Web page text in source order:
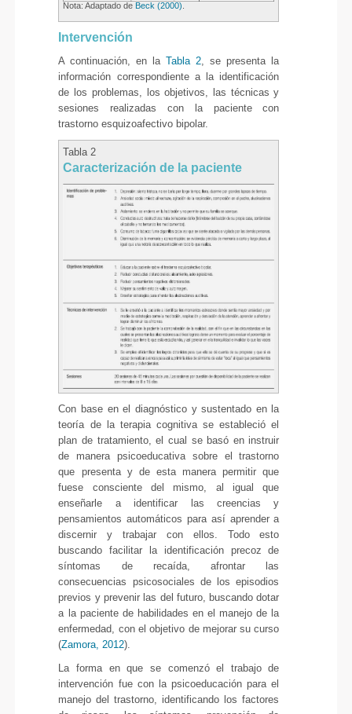
Nota: Adaptado de Beck (2000).
Intervención
A continuación, en laTabla 2, se presenta la
información correspondiente a la identificación
de los problemas, los objetivos, las técnicas y
sesiones realizadas con la paciente con
trastorno esquizoafectivo bipolar.
Tabla 2
Caracterización de la paciente
Con base en el diagnóstico y sustentado en la
teoría de la terapia cognitiva se estableció el
plan de tratamiento, el cual se basó en instruir
de manera psicoeducativa sobre el trastorno
que presenta y de esta manera permitir que
fuese consciente del mismo, al igual que
enseñarle a identificar las creencias y
pensamientos automáticos para así aprender a
discernir y trabajar con ellos. Todo esto
buscando facilitar la identificación precoz de
síntomas de recaída, afrontar las
consecuencias psicosociales de los episodios
previos y prevenir las del futuro, buscando dotar
a la paciente de habilidades en el manejo de la
enfermedad, con el objetivo de mejorar su curso
(Zamora, 2012).
La forma en que se comenzó el trabajo de
intervención fue con la psicoeducación para el
manejo del trastorno, identificando los factores